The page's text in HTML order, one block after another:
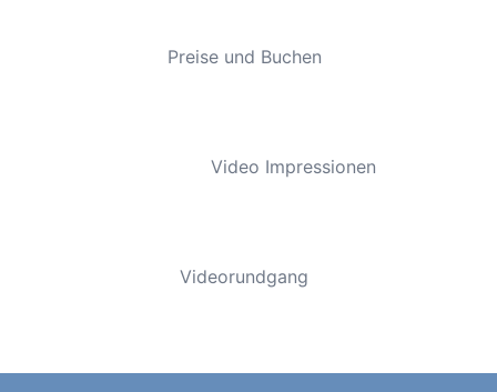
Preise und Buchen
Video Impressionen
Videorundgang